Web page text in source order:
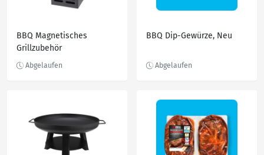
BBQ Magnetisches
Grillzubehör
BBQ Dip-Gewürze, Neu